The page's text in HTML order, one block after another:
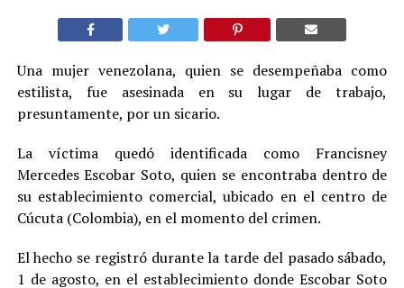
Una mujer venezolana, quien se desempeñaba como
estilista, fue asesinada en su lugar de trabajo,
presuntamente, por un sicario.
La víctima quedó identificada como Francisney
Mercedes Escobar Soto, quien se encontraba dentro de
su establecimiento comercial, ubicado en el centro de
Cúcuta (Colombia), en el momento del crimen.
El hecho se registró durante la tarde del pasado sábado,
1 de agosto, en el establecimiento donde Escobar Soto